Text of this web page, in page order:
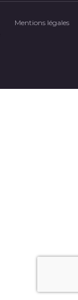
Mentions légales